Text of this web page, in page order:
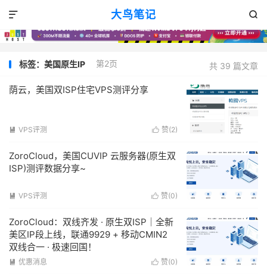
大鸟笔记 

共 39 篇文章
标签：美国原生IP 第2页
荫云，美国双ISP住宅VPS测评分享
 赞(2)
 VPS评测
ZoroCloud，美国CUVIP 云服务器(原生双
ISP)测评数据分享~
 赞(0)
 VPS评测
ZoroCloud：双线齐发 · 原生双ISP｜全新
美区IP段上线，联通9929 + 移动CMIN2
双线合一 · 极速回国！
 赞(0)
 优惠消息